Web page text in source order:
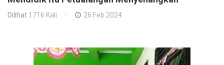
Dilihat 1716 Kali 26 Feb 2024